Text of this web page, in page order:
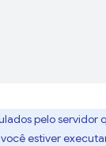
pelo servidor
estiver